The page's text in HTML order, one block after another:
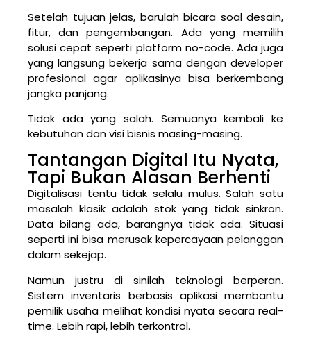
Setelah tujuan jelas, barulah bicara soal desain,
fitur, dan pengembangan. Ada yang memilih
solusi cepat seperti platform no-code. Ada juga
yang langsung bekerja sama dengan developer
profesional agar aplikasinya bisa berkembang
jangka panjang.
Tidak ada yang salah. Semuanya kembali ke
kebutuhan dan visi bisnis masing-masing.
Tantangan Digital Itu Nyata,
Tapi Bukan Alasan Berhenti
Digitalisasi tentu tidak selalu mulus. Salah satu
masalah klasik adalah stok yang tidak sinkron.
Data bilang ada, barangnya tidak ada. Situasi
seperti ini bisa merusak kepercayaan pelanggan
dalam sekejap.
Namun justru di sinilah teknologi berperan.
Sistem inventaris berbasis aplikasi membantu
pemilik usaha melihat kondisi nyata secara real-
time. Lebih rapi, lebih terkontrol.